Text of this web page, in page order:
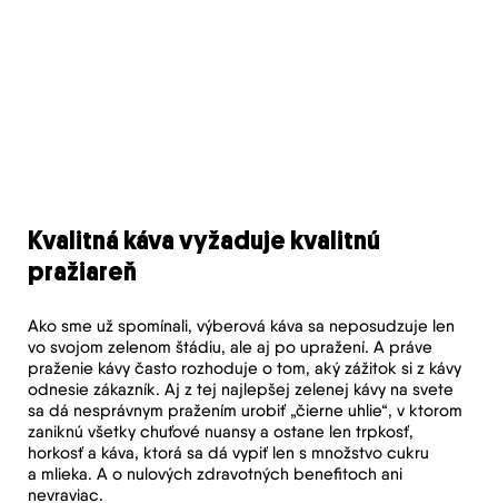
Kvalitná káva vyžaduje kvalitnú
pražiareň
Ako sme už spomínali, výberová káva sa neposudzuje len
vo svojom zelenom štádiu, ale aj po upražení. A práve
praženie kávy často rozhoduje o tom, aký zážitok si z kávy
odnesie zákazník. Aj z tej najlepšej zelenej kávy na svete
sa dá nesprávnym pražením urobiť „čierne uhlie“, v ktorom
zaniknú všetky chuťové nuansy a ostane len trpkosť,
horkosť a káva, ktorá sa dá vypiť len s množstvo cukru
a mlieka. A o nulových zdravotných benefitoch ani
nevraviac.